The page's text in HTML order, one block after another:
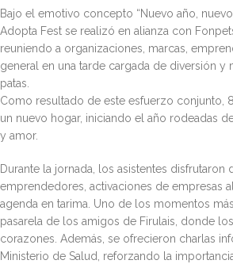
Bajo el emotivo concepto “Nuevo año,
Adopta Fest se realizó en alianza con
reuniendo a organizaciones, marcas,
general en una tarde cargada de diversión y
patas.
Como resultado de este esfuerzo conjunto,
un nuevo hogar, iniciando el año rodeadas
y amor.
Durante la jornada, los asistentes disfrutaron
emprendedores, activaciones de empresas
agenda en tarima. Uno de los momentos
pasarela de los amigos de Firulais, donde
corazones. Además, se ofrecieron charlas
Ministerio de Salud, reforzando la